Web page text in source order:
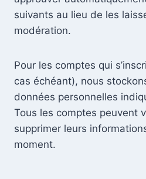
suivants au lieu de les
modération.
Pour les comptes qui
cas échéant), nous
données personnelles
Tous les comptes peuvent
supprimer leurs
moment.